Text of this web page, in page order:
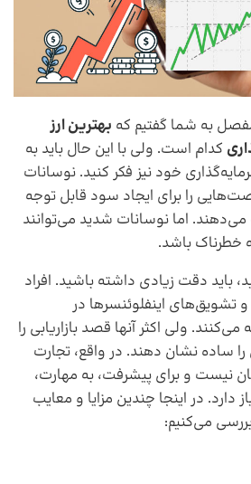
به شما گفتیم که بهترین ارز
کدام است. ولی با این حال باید به
خود نیز فکر کنید. نوسانات
را برای ایجاد سود قابل توجه
می‌دهند. اما نوسانات شدید می‌توانند
خطرناک باشد.
باید دقت زیادی داشته باشید. افراد
تشویق‌های اینفلوئنسرها در
ولی اکثر آنها قصد بازاریابی را
ساده نشان دهند. در واقع، تجارت
نیست و برای پیشرفت، به مهارت،
دارد. در اینجا چندین مزایا و معایب
می‌کنیم: